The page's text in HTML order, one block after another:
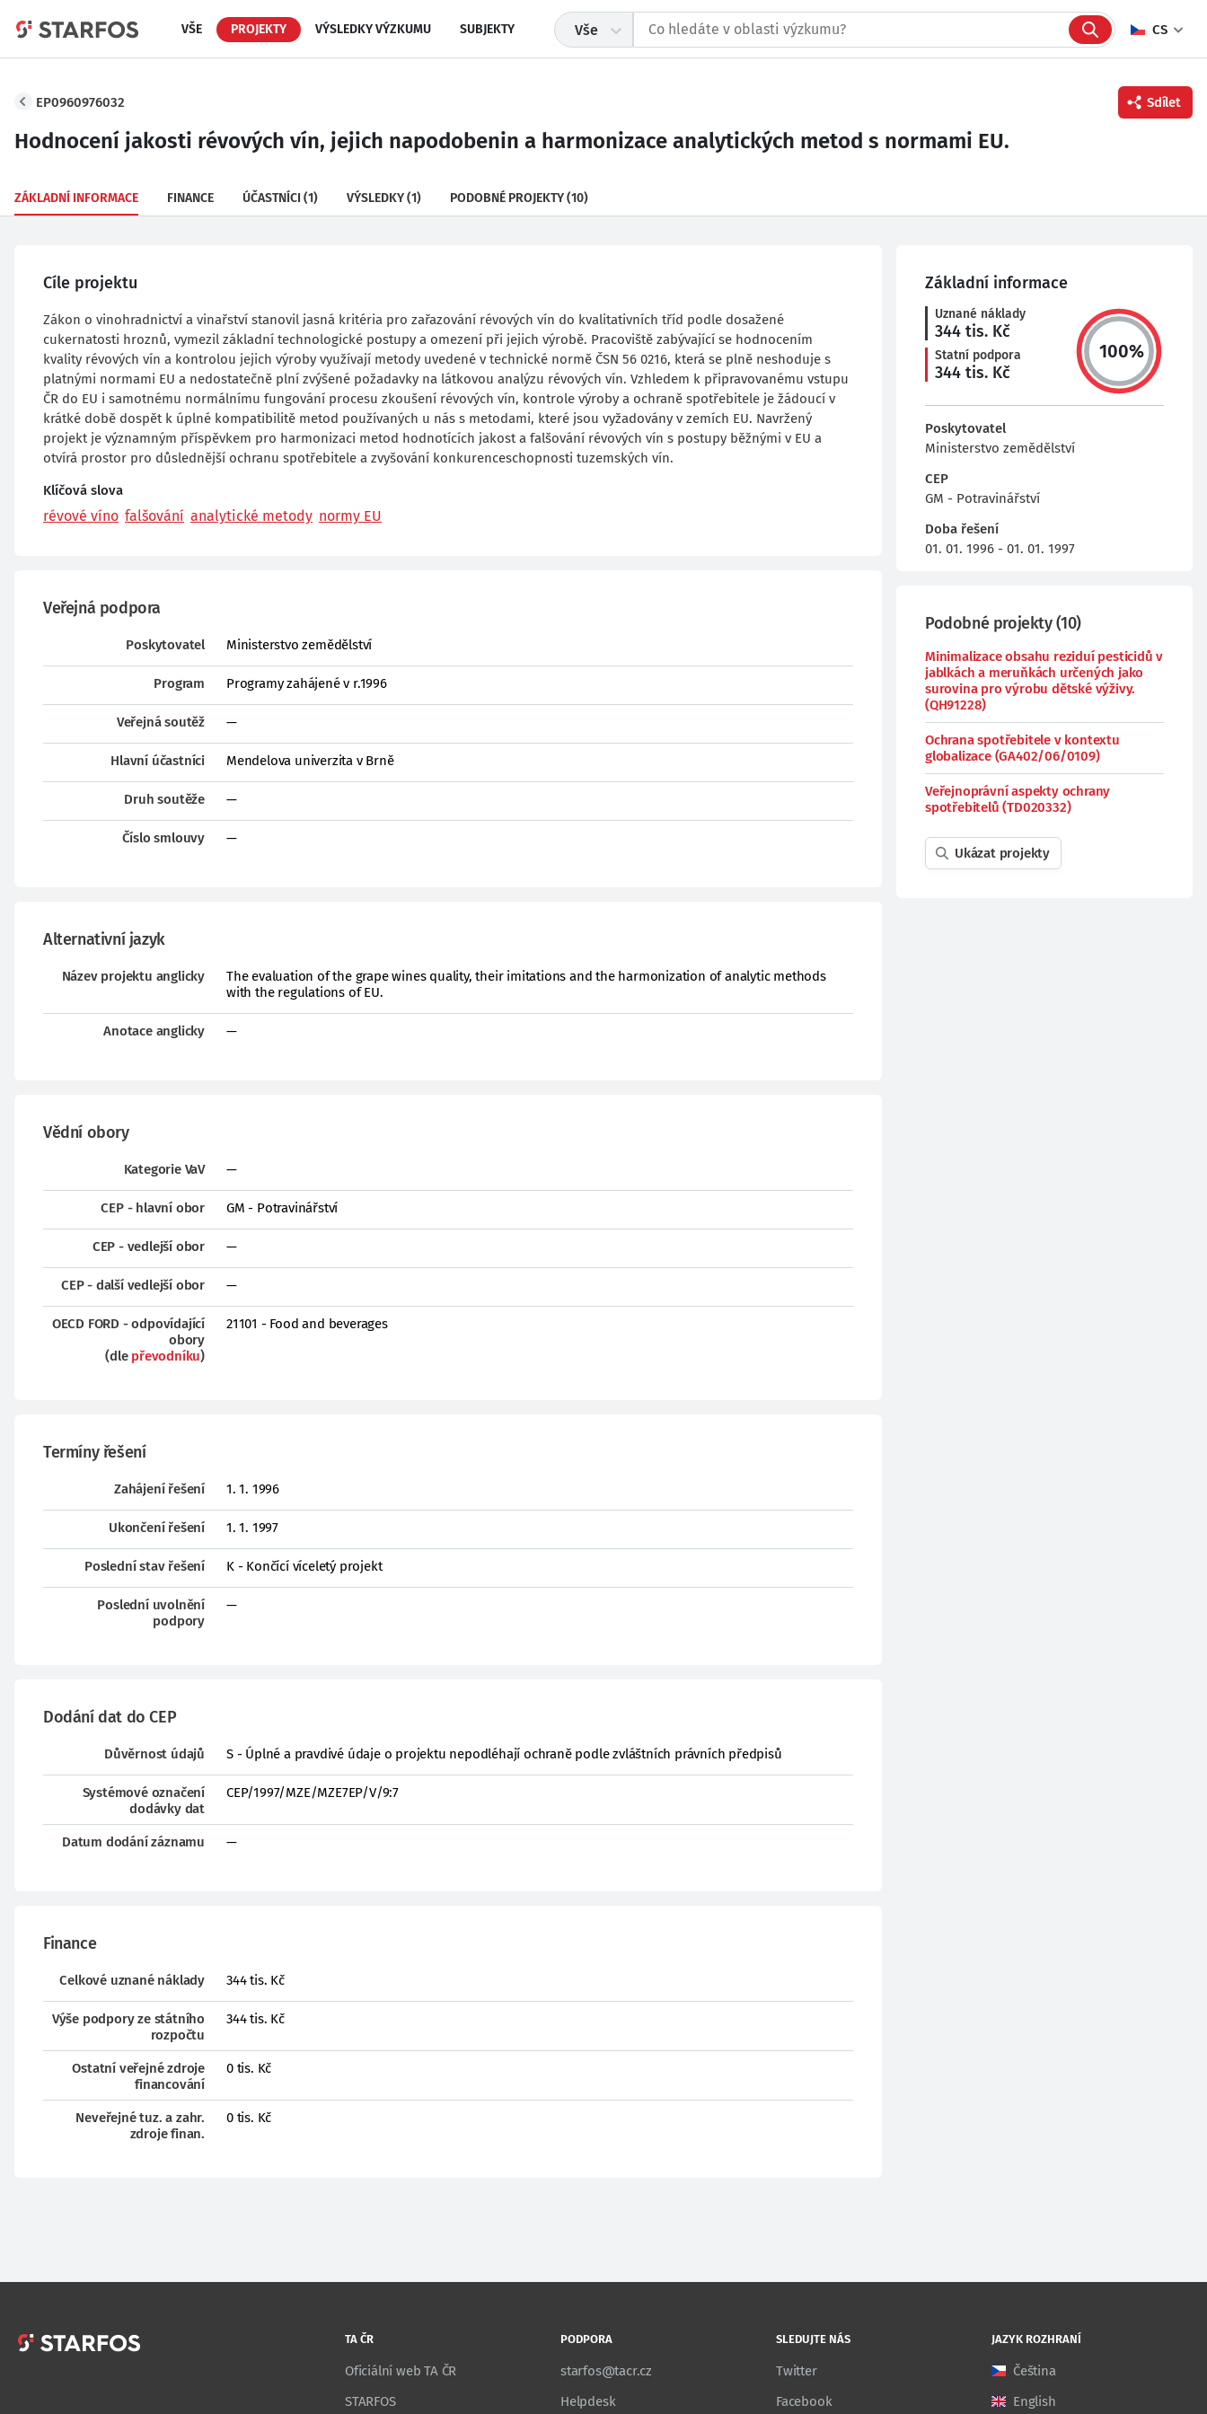
VŠE PROJEKTY VÝSLEDKY VÝZKUMU SUBJEKTY Vše CS
Twitter
EP0960976032 Sdílet
Hodnocení jakosti révových vín, jejich napodobenin a harmonizace analytických metod s normami EU.
ZÁKLADNÍ INFORMACE FINANCE ÚČASTNÍCI (1) VÝSLEDKY(1) PODOBNÉ PROJEKTY(10)
Cíle projektu
Zákon o vinohradnictví a vinařství stanovil jasná kritéria pro zařazování révových vín do kvalitativních tříd podle dosažené
cukernatosti hroznů, vymezil základní technologické postupy a omezení při jejich výrobě. Pracoviště zabývající se hodnocením
kvality révových vín a kontrolou jejich výroby využívají metody uvedené v technické normě ČSN 56 0216, která se plně neshoduje s
platnými normami EU a nedostatečně plní zvýšené požadavky na látkovou analýzu révových vín. Vzhledem k připravovanému vstupu
ČR do EU i samotnému normálnímu fungování procesu zkoušení révových vín, kontrole výroby a ochraně spotřebitele je žádoucí v
krátké době dospět k úplné kompatibilitě metod používaných u nás s metodami, které jsou vyžadovány v zemích EU. Navržený
projekt je významným příspěvkem pro harmonizaci metod hodnotících jakost a falšování révových vín s postupy běžnými v EU a
otvírá prostor pro důslednější ochranu spotřebitele a zvyšování konkurenceschopnosti tuzemských vín.
Klíčová slova
révové víno falšování analytické metody normy EU
Veřejná podpora
Poskytovatel Ministerstvo zemědělství
Program Programy zahájené v r.1996
Veřejná soutěž —
Hlavní účastníci Mendelova univerzita v Brně
Druh soutěže —
Číslo smlouvy —
Alternativní jazyk
Název projektu anglicky
The evaluation of the grape wines quality, their imitations and the harmonization of analytic methods
with the regulations of EU.
Anotace anglicky —
Vědní obory
Kategorie VaV —
CEP - hlavní obor GM - Potravinářství
CEP - vedlejší obor —
CEP - další vedlejší obor —
OECD FORD - odpovídající
obory
(dle převodníku)
21101 - Food and beverages
Termíny řešení
Zahájení řešení 1. 1. 1996
Ukončení řešení 1. 1. 1997
Poslední stav řešení K - Končící víceletý projekt
Poslední uvolnění
podpory
—
Dodání dat do CEP
Důvěrnost údajů S - Úplné a pravdivé údaje o projektu nepodléhají ochraně podle zvláštních právních předpisů
Systémové označení
dodávky dat
CEP/1997/MZE/MZE7EP/V/9:7
Datum dodání záznamu —
Finance
Celkové uznané náklady 344 tis. Kč
Výše podpory ze státního
rozpočtu
344 tis. Kč
Ostatní veřejné zdroje
financování
0 tis. Kč
Neveřejné tuz. a zahr.
zdroje finan.
0 tis. Kč
Základní informace
Uznané náklady
344 tis. Kč
Statní podpora
344 tis. Kč
100%
Poskytovatel
Ministerstvo zemědělství
CEP
GM - Potravinářství
Doba řešení
01. 01. 1996 - 01. 01. 1997
Podobné projekty(10)
Minimalizace obsahu reziduí pesticidů v
jablkách a meruňkách určených jako
surovina pro výrobu dětské výživy.
(QH91228)
Ochrana spotřebitele v kontextu
globalizace (GA402/06/0109)
Veřejnoprávní aspekty ochrany
spotřebitelů (TD020332)
Ukázat projekty
TA ČR
Oficiální web TA ČR
STARFOS
PODPORA
starfos@tacr.cz
Helpdesk
SLEDUJTE NÁS
Twitter
Facebook
JAZYK ROZHRANÍ
Čeština
English